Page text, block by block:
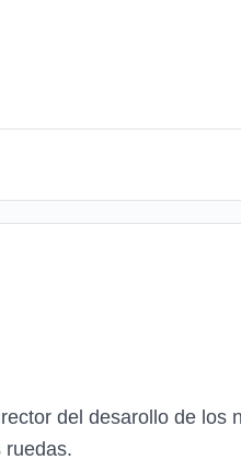
del desarollo de los
ruedas.